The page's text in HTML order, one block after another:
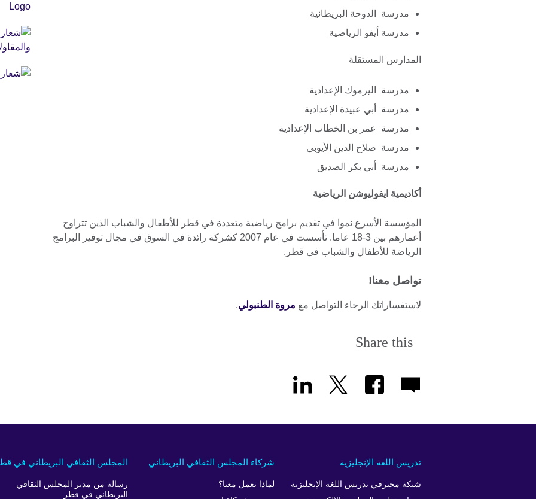
مدرسة الدوحة البريطانية
مدرسة أيفو الرياضية
المدارس المستقلة
مدرسة اليرموك الإعدادية
مدرسة أبي عبيدة الإعدادية
مدرسة عمر بن الخطاب الإعدادية
مدرسة صلاح الدين الأيوبي
مدرسة أبي بكر الصديق
أكاديمية ايفوليوشن الرياضية
المؤسسة الأسرع نموا في تقديم برامج رياضية متعددة في قطر للأطفال والشباب الذين تتراوح
أعمارهم بين 3-18 عاما. تأسست في عام 2007 كشركة رائدة في السوق في مجال توفير البرامج
الرياضة للأطفال والشباب في قطر.
تواصل معنا!
لاستفساراتك الرجاء التواصل مع مروة الطنبولي.
Share this
المجلس الثقافي البريطاني في
رسالة من مدير المجلس الثقافي
البريطاني في قطر
شركاء المجلس الثقافي البريطاني
لماذا تعمل معنا؟
تدريس اللغة الإنجليزية
شبكة محترفي تدريس اللغة الإنجليزية